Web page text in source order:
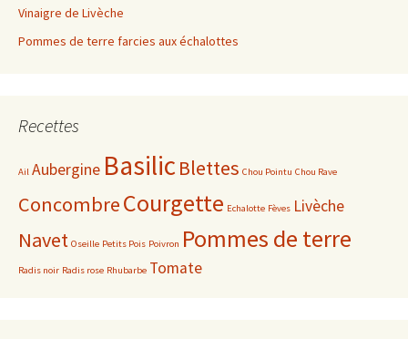
Vinaigre de Livèche
Pommes de terre farcies aux échalottes
Recettes
Ail Aubergine Basilic Blettes Chou Pointu Chou Rave
ConcombreCourgette Echalotte Fèves Livèche
Navet Oseille Petits Pois Poivron Pommes de terre
Radis noir Radis rose Rhubarbe Tomate